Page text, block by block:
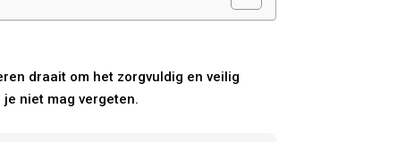
draait om het zorgvuldig en veilig
niet mag vergeten.